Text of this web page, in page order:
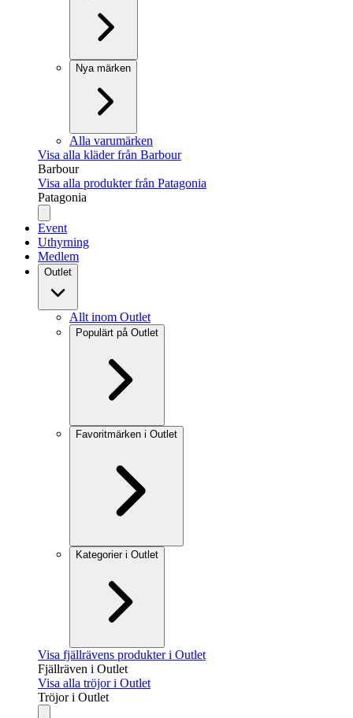
Nya märken
Alla varumärken
Visa alla kläder från Barbour
Barbour
Visa alla produkter från Patagonia
Patagonia
Event
Uthyrning
Medlem
Outlet
Allt inom Outlet
Populärt på Outlet
Favoritmärken i Outlet
Kategorier i Outlet
Visa fjällrävens produkter i Outlet
Fjällräven i Outlet
Visa alla tröjor i Outlet
Tröjor i Outlet